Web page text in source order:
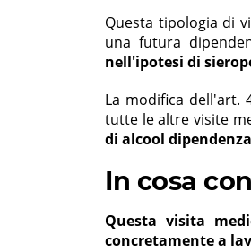
Questa tipologia di
una futura
nell'ipotesi di
La modifica dell'art.
tutte le altre visite
di alcool
In cosa
Questa visita
concretamente a